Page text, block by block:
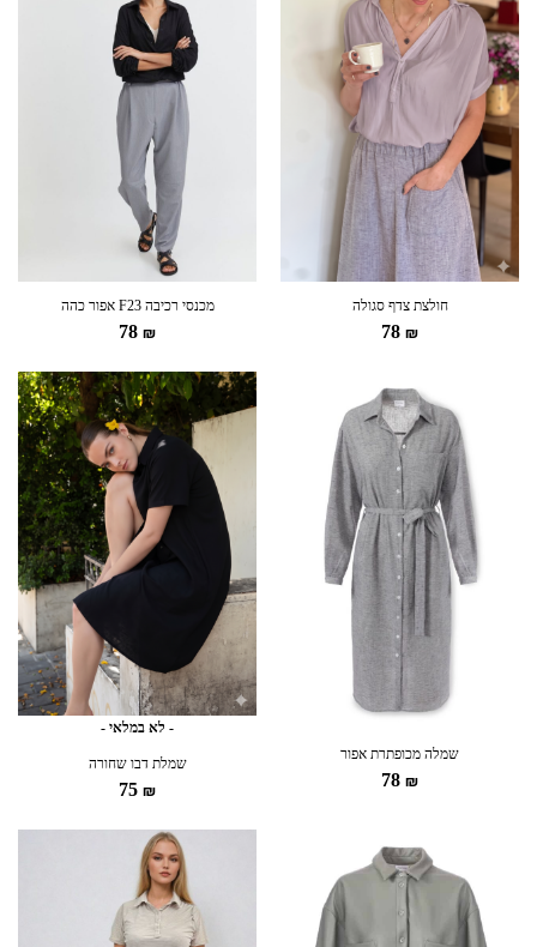
חולצת צדף סגולה
78 ₪
מכנסי רכיבה F23 אפור כהה
78 ₪
שמלה מכופתרת אפור
78 ₪
- לא במלאי -
שמלת דבו שחורה
75 ₪